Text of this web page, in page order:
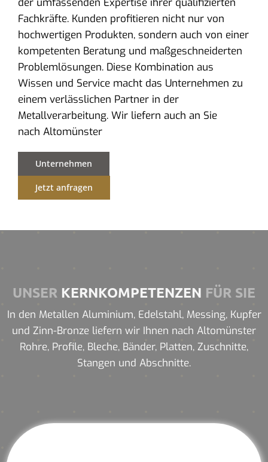
der umfassenden Expertise ihrer qualifizierten
Fachkräfte. Kunden profitieren nicht nur von
hochwertigen Produkten, sondern auch von einer
kompetenten Beratung und maßgeschneiderten
Problemlösungen. Diese Kombination aus
Wissen und Service macht das Unternehmen zu
einem verlässlichen Partner in der
Metallverarbeitung. Wir liefern auch an Sie
nach Altomünster
Unternehmen
Jetzt anfragen
UNSER KERNKOMPETENZEN FÜR SIE
In den Metallen Aluminium, Edelstahl, Messing, Kupfer
und Zinn-Bronze liefern wir Ihnen nach Altomünster
Rohre, Profile, Bleche, Bänder, Platten, Zuschnitte,
Stangen und Abschnitte.